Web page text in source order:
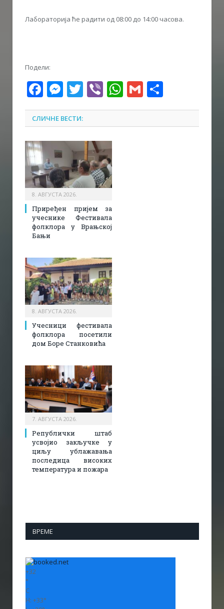
Лабораторија ће радити од 08:00 до 14:00 часова.
Подели:
Facebook
Messenger
Twitter
ViberWhatsApp
Gmail
СЛИЧНЕ ВЕСТИ:
8. АВГУСТА 2026.
Приређен пријем за
учеснике Фестивала
фолклора у Врањској
Бањи
8. АВГУСТА 2026.
Учесници фестивала
фолклора посетили
дом Боре Станковића
7. АВГУСТА 2026.
Републички штаб
усвојио закључке у
циљу ублажавања
последица високих
температура и пожара​
ВРЕМЕ
+32
°
C
H: +33°